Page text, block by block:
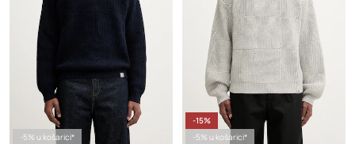
-5% u košarici*
-15%
-5% u košarici*